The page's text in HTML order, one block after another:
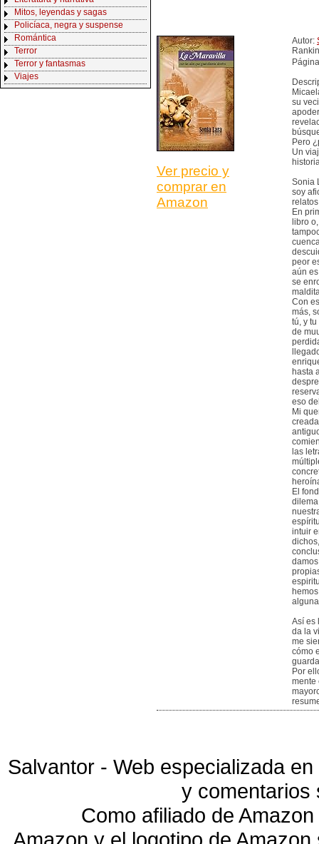
Mitos, leyendas y sagas
Policíaca, negra y suspense
Romántica
Terror
Terror y fantasmas
Viajes
Ver precio y
comprar en
Amazon
Autor:
su
Pero
Un
Sonia
soy
En
libro
peor
aún
se
Con
más,
tú, y
de
hasta
eso
Mi
las
El
intuir
Así es
da la
me
cómo
Por
mente
Salvantor - Web especializada
y
Como afiliado de